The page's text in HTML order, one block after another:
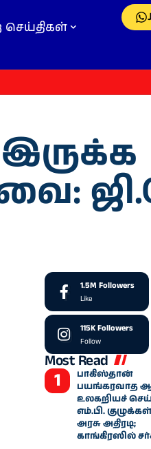
செய்திகள்
1.5M Followers
Like
115K Followers
Follow
Most Read
பாகிஸ்தான்
பயங்கரவாத
உலகறியச்
எம்.பி.
அரசு அதிரடி;
காங்கிரஸில்